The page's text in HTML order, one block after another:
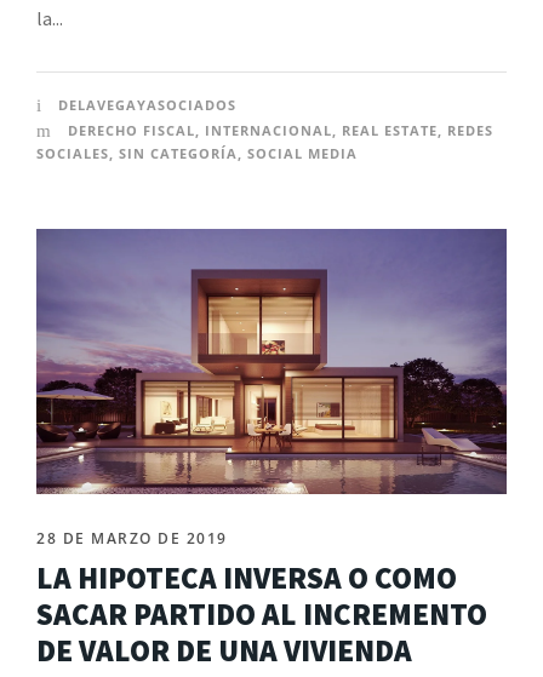
la...
DELAVEGAYASOCIADOS
DERECHO FISCAL, INTERNACIONAL, REAL ESTATE, REDES
SOCIALES, SIN CATEGORÍA, SOCIAL MEDIA
28 DE MARZO DE 2019
LA HIPOTECA INVERSA O COMO
SACAR PARTIDO AL INCREMENTO
DE VALOR DE UNA VIVIENDA